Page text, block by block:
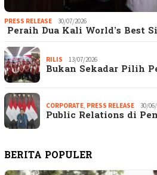
PRESS RELEASE 30/07/2026
Peraih Dua Kali World’s Best
RILIS 13/07/2026
Bukan Sekadar Pilih
CORPORATE, PRESS RELEASE 30/
Public Relations di
BERITA POPULER